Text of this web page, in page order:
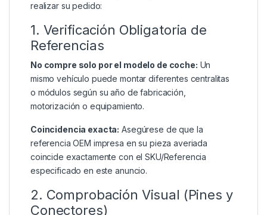
realizar su pedido:
1. Verificación Obligatoria de
Referencias
No compre solo por el modelo de coche: Un
mismo vehículo puede montar diferentes centralitas
o módulos según su año de fabricación,
motorización o equipamiento.
Coincidencia exacta: Asegúrese de que la
referencia OEM impresa en su pieza averiada
coincide exactamente con el SKU/Referencia
especificado en este anuncio.
2. Comprobación Visual (Pines y
Conectores)